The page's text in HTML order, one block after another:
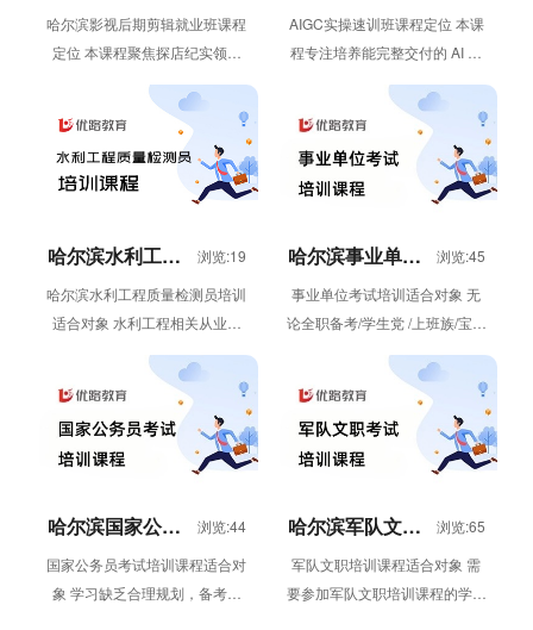
哈尔滨影视后期剪辑就业班课程
定位 本课程聚焦探店纪实领域
的视频剪辑需求，采用教学 +
实训双线并行模式，通过 8...
AIGC实操速训班课程定位 本课
程专注培养能完整交付的 AI 剪
辑运营人才，依托 6 周线上灵
活学习模式，帮助学员从 ...
哈尔滨水利工程
浏览:19
哈尔滨水利工程质量检测员培训
适合对象 水利工程相关从业者
（检测、施工、监理、建设等单
位人员）；需要考取水利工程质
量检测...
哈尔滨事业单位
浏览:45
事业单位考试培训适合对象 无
论全职备考/学生党 /上班族/宝妈
群体需要参加事业单位考试培训
的学员 事业单位考试培训优...
哈尔滨国家公务
浏览:44
国家公务员考试培训课程适合对
象 学习缺乏合理规划，备考迷
哈尔滨军队文职
浏览:65
军队文职培训课程适合对象 需
要参加军队文职培训课程的学员